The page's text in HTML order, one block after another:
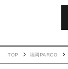
TOP 福岡PARCO